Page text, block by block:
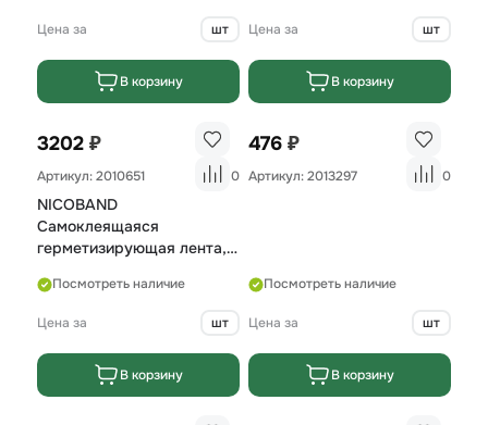
Цена за шт
В корзину
Цена за шт
В корзину
3202 ₽
Артикул: 2010651 0
NICOBAND
Самоклеящаяся
герметизирующая лента,
х30см
Посмотреть наличие
Цена за шт
В корзину
476 ₽
Артикул: 2013297 0
Посмотреть наличие
Цена за шт
В корзину